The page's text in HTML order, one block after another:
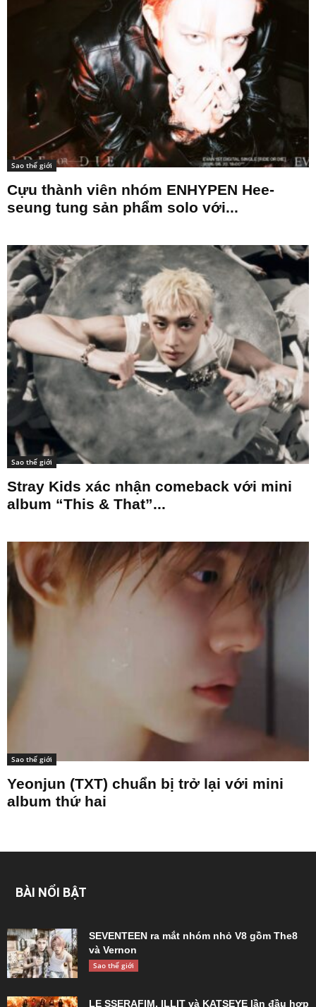
Sao thế giới
Cựu thành viên nhóm ENHYPEN Hee-
seung tung sản phẩm solo với...
Sao thế giới
Stray Kids xác nhận comeback với mini
album “This & That”...
Sao thế giới
Yeonjun (TXT) chuẩn bị trở lại với mini
album thứ hai
BÀI NỔI BẬT
SEVENTEEN ra mắt nhóm nhỏ V8 gồm The8
và Vernon
Sao thế giới
LE SSERAFIM, ILLIT và KATSEYE lần đầu hợp